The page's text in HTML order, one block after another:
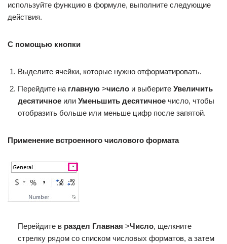
используйте функцию в формуле, выполните следующие
действия.
С помощью кнопки
Выделите ячейки, которые нужно отформатировать.
Перейдите на главную >число и выберите Увеличить
десятичное или Уменьшить десятичное число, чтобы
отобразить больше или меньше цифр после запятой.
Применение встроенного числового формата
Перейдите в раздел Главная >Число, щелкните
стрелку рядом со списком числовых форматов, а затем